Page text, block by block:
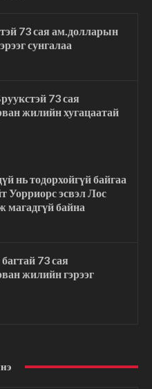
73 сая ам.долларын
сунгалаа
73 сая
жилийн хугацаатай
нь тодорхойгүй байгаа
Уорриорс эсвэл Лос
магадгүй байна
73 сая
жилийн гэрээг